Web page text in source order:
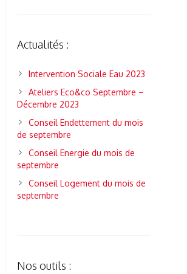
Actualités :
Intervention Sociale Eau 2023
Ateliers Eco&co Septembre –
Décembre 2023
Conseil Endettement du mois
de septembre
Conseil Energie du mois de
septembre
Conseil Logement du mois de
septembre
Nos outils :